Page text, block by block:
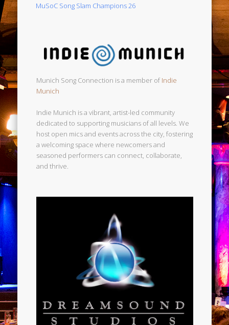
MuSoC Song Slam Champions 26
Munich Song Connection is a member ofIndie
Munich
Indie Munich is a vibrant, artist-led community
dedicated to supporting musicians of all levels. We
host open mics and events across the city, fostering
a welcoming space where newcomers and
seasoned performers can connect, collaborate,
and thrive.